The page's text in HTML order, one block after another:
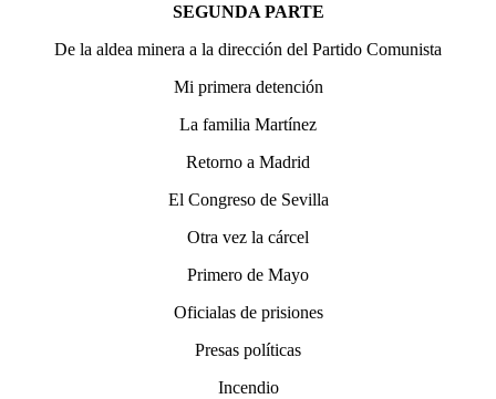
SEGUNDA PARTE
De la aldea minera a la dirección del Partido Comunista
Mi primera detención
La familia Martínez
Retorno a Madrid
El Congreso de Sevilla
Otra vez la cárcel
Primero de Mayo
Oficialas de prisiones
Presas políticas
Incendio